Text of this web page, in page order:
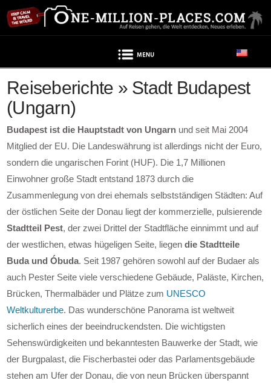
Reiseberichte » Stadt Budapest
(Ungarn)
Budapest ist die Hauptstadt von Ungarn und seit Mai 2004
Mitglied der EU. Die Landeswährung ist allerdings nicht der Euro,
sondern die ungarischen Forint (HUF). Die 1,7 Millionen
Einwohner große Stadt entstand 1873 durch die
Zusammenlegung von drei ehemals selbstständigen Städten: Auf
der östlichen Seite der Donau liegt der kommerzielle, pulsierende
Stadtteil Pest, der zwei Drittel der Stadtfläche einnimmt und auf
der westlichen, etwas hügeligen Seite, liegendie Stadtteile
Buda und Óbuda. Seit 1987 gehören sowohl auf der Budaer als
auch Pester Seite viele verschiedene Gebäude, Paläste, Kirchen,
Brücken, Thermalbäder und Plätze zum UNESCO
Weltkulturerbe. Das wunderschöne Panorama ist weltweit
sicherlich eines der beeindruckendsten. Die wichtigsten
Sehenswürdigkeiten und bekanntesten Bauwerke der Stadt, wie
der Burgpalast, die Fischerbastei oder das Parlamentsgebäude
stehen am Ufer der Donau, die von neun Brücken überspannt